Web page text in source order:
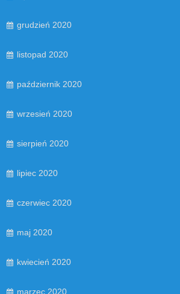
grudzień 2020
listopad 2020
październik 2020
wrzesień 2020
sierpień 2020
lipiec 2020
czerwiec 2020
maj 2020
kwiecień 2020
marzec 2020